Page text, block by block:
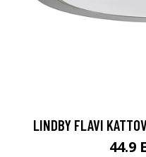
LINDBY FLAVI
44.9